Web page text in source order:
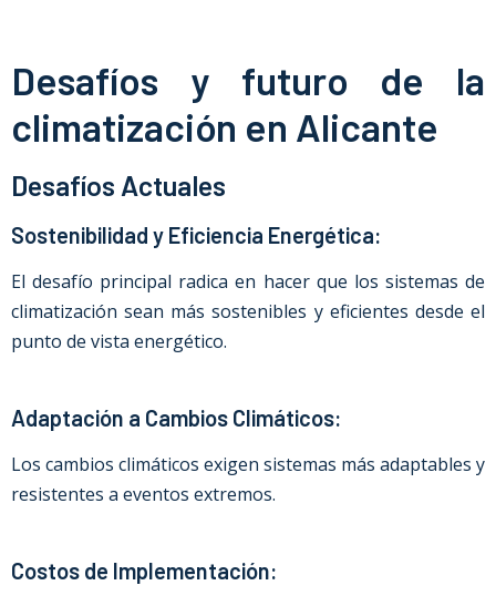
Desafíos y futuro de la
climatización en Alicante
Desafíos Actuales
Sostenibilidad y Eficiencia Energética:
El desafío principal radica en hacer que los sistemas de
climatización sean más sostenibles y eficientes desde el
punto de vista energético.
Adaptación a Cambios Climáticos:
Los cambios climáticos exigen sistemas más adaptables y
resistentes a eventos extremos.
Costos de Implementación: